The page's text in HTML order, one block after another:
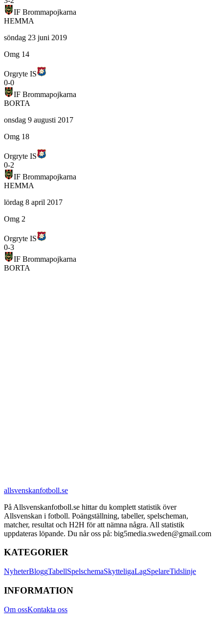
IF Brommapojkarna
HEMMA
söndag 23 juni 2019
Omg 14
Orgryte IS
0-0
IF Brommapojkarna
BORTA
onsdag 9 augusti 2017
Omg 18
Orgryte IS
0-2
IF Brommapojkarna
HEMMA
lördag 8 april 2017
Omg 2
Orgryte IS
0-3
IF Brommapojkarna
BORTA
allsvenskanfotboll.se
På Allsvenskanfotboll.se hittar du komplett statistik över
Allsvenskan i fotboll. Poängställning, tabeller, spelscheman,
matcher, resultat och H2H för att nämna några. All statistik
uppdateras löpande. Du når oss på: big5media.sweden@gmail.com
KATEGORIER
NyheterBloggTabellSpelschemaSkytteligaLagSpelareTidslinje
INFORMATION
Om ossKontakta oss